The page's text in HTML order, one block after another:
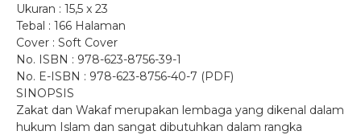
Ukuran : 15,5 x 23
Tebal : 166 Halaman
Cover : Soft Cover
No. ISBN : 978-623-8756-39-1
No. E-ISBN : 978-623-8756-40-7 (PDF)
SINOPSIS
Zakat dan Wakaf merupakan lembaga yang dikenal dalam
hukum Islam dan sangat dibutuhkan dalam rangka